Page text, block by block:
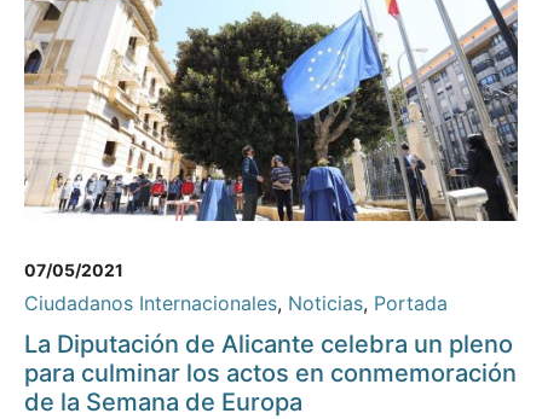
07/05/2021
Ciudadanos Internacionales, Noticias, Portada
La Diputación de Alicante celebra un pleno
para culminar los actos en conmemoración
de la Semana de Europa